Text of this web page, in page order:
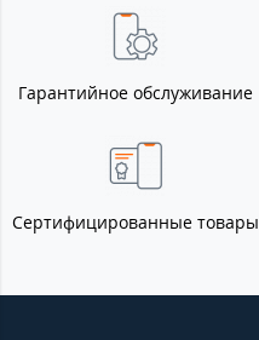
Гарантийное обслуживание
Сертифицированные товары